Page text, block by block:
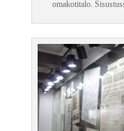
omakotitalo.